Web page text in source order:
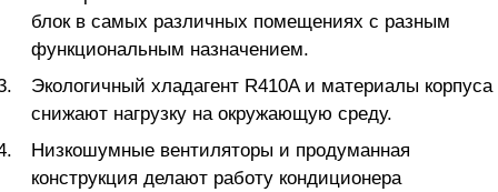
блок в самых различных помещениях с разным
функциональным назначением.
Экологичный хладагент R410A и материалы корпуса
снижают нагрузку на окружающую среду.
Низкошумные вентиляторы и продуманная
конструкция делают работу кондиционера